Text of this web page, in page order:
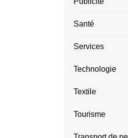
Santé
Services
Technologie
Textile
Tourisme